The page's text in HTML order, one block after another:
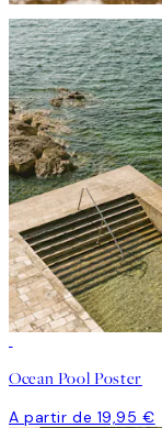
Ocean Pool Poster
A partir de 19,95 €